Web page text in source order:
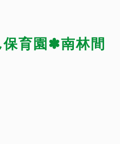
育園✽南林間